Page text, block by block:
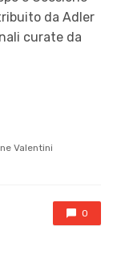
da Adler
curate da
Valentini
0